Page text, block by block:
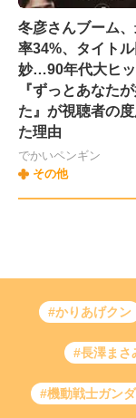
冬彦さんブーム
率34%、タイト
妙…90年代大ヒ
『ずっとあなた
た』が視聴者の
た理由
でかいペンギン
その他
#かりあげクン
#長澤まさ
#機動戦士ガン